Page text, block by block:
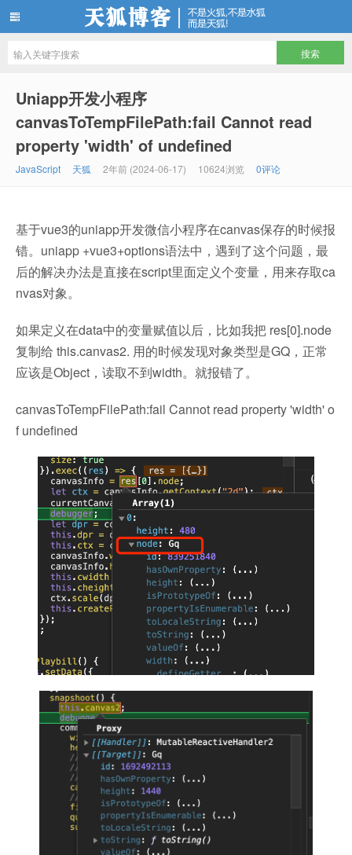
Uniapp开发小程序
canvasToTempFilePath:fail Cannot read
property 'width' of undefined
JavaScript 天狐 2年前 (2024-06-17) 10624浏览 0评论
基于vue3的uniapp开发微信小程序在canvas保存的时候报
错。uniapp +vue3+options语法中，遇到了这个问题，最
后的解决办法是直接在script里面定义个变量，用来存取ca
nvas对象。
如果定义在data中的变量赋值以后，比如我把 res[0].node
复制给 this.canvas2. 用的时候发现对象类型是GQ，正常
应该是Object，读取不到width。就报错了。
canvasToTempFilePath:fail Cannot read property 'width' o
f undefined